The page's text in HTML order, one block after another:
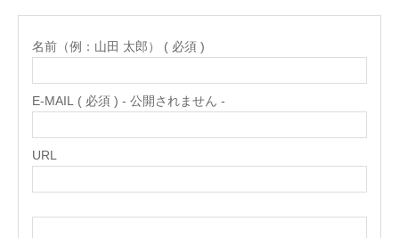
名前（例：山田 太郎） ( 必須 )
E-MAIL ( 必須 ) - 公開されません -
URL